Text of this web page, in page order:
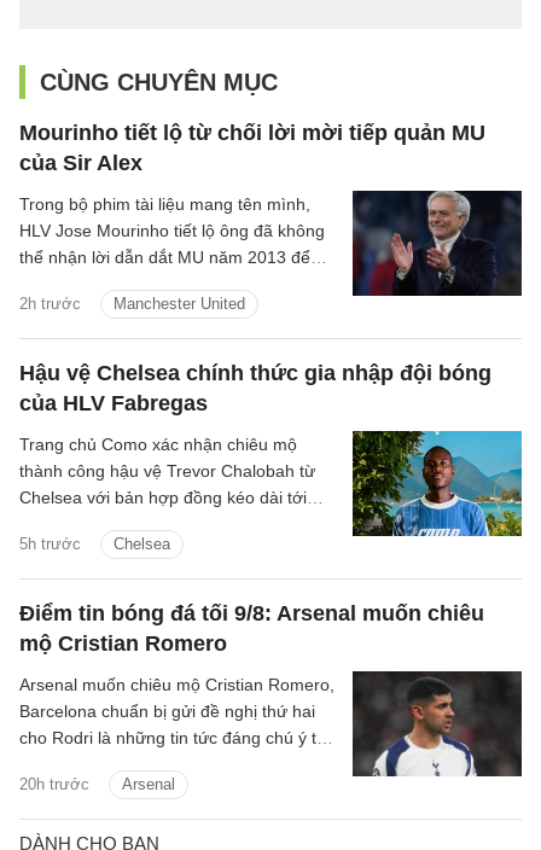
CÙNG CHUYÊN MỤC
Mourinho tiết lộ từ chối lời mời tiếp quản MU
của Sir Alex
2h trước Manchester United
Trong bộ phim tài liệu mang tên mình,
HLV Jose Mourinho tiết lộ ông đã không
thể nhận lời dẫn dắt MU năm 2013 để
Hậu vệ Chelsea chính thức gia nhập đội bóng
của HLV Fabregas
5h trước Chelsea
Trang chủ Como xác nhận chiêu mộ
thành công hậu vệ Trevor Chalobah từ
Chelsea với bản hợp đồng kéo dài tới
Điểm tin bóng đá tối 9/8: Arsenal muốn chiêu
mộ Cristian Romero
20h trước Arsenal
Arsenal muốn chiêu mộ Cristian Romero,
Barcelona chuẩn bị gửi đề nghị thứ hai
cho Rodri là những tin tức đáng chú ý tối